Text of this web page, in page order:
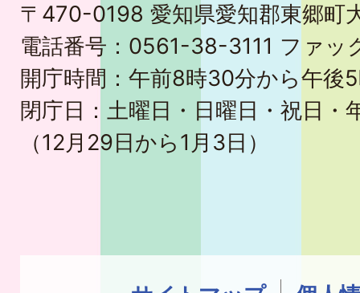
〒470-0198 愛知県愛知郡東郷町
電話番号：0561-38-3111 ファ
開庁時間：午前8時30分から午後
閉庁日：土曜日・日曜日・祝日・
（12月29日から1月3日）